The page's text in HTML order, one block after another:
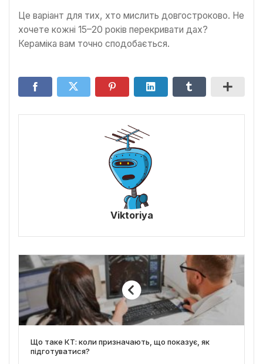
Це варіант для тих, хто мислить довгостроково. Не
хочете кожні 15–20 років перекривати дах?
Кераміка вам точно сподобається.
Viktoriya
Що таке КТ: коли призначають, що показує, як
підготуватися?